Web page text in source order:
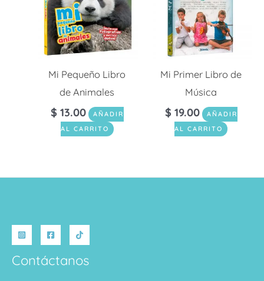
Mi Pequeño Libro
de Animales
$ 13.00
AÑADIR
AL CARRITO
Mi Primer Libro de
Música
$ 19.00
AÑADIR
AL CARRITO
Contáctanos